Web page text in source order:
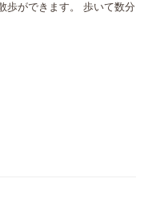
歩ができます。 歩いて数分